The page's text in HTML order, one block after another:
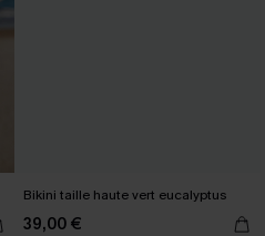
Bikini taille haute vert eucalyptus
39,00 €